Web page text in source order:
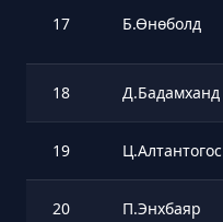
17 Б.Өнөболд
18 Д.Бадамханд
19 Ц.Алтантогос
20 П.Энхбаяр